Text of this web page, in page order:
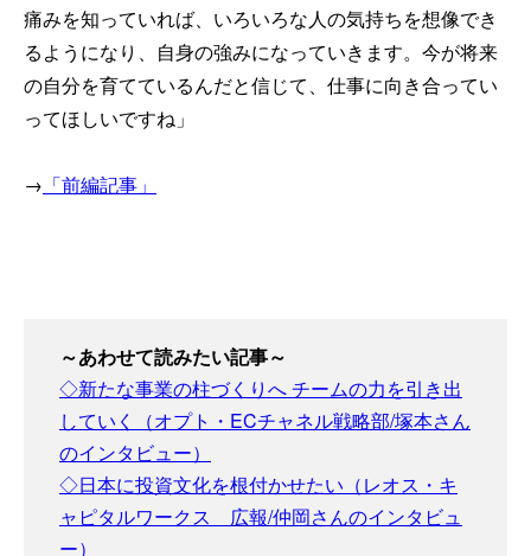
痛みを知っていれば、いろいろな人の気持ちを想像でき
るようになり、自身の強みになっていきます。今が将来
の自分を育てているんだと信じて、仕事に向き合ってい
ってほしいですね」
→ 「前編記事」
～あわせて読みたい記事～
◇新たな事業の柱づくりへ チームの力を引き出
していく（オプト・ECチャネル戦略部/塚本さん
のインタビュー）
◇日本に投資文化を根付かせたい（レオス・キ
ャピタルワークス 広報/仲岡さんのインタビュ
ー）